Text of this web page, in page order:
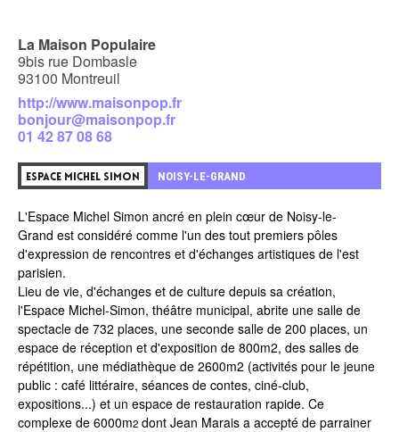
La Maison Populaire
9bis rue Dombasle
93100 Montreuil
http://www.maisonpop.fr
bonjour@maisonpop.fr
01 42 87 08 68
ESPACE MICHEL SIMON NOISY-LE-GRAND
L'Espace Michel Simon ancré en plein cœur de Noisy-le-
Grand est considéré comme l'un des tout premiers pôles
d'expression de rencontres et d'échanges artistiques de l'est
parisien.
Lieu de vie, d'échanges et de culture depuis sa création,
l'Espace Michel-Simon, théâtre municipal, abrite une salle de
spectacle de 732 places, une seconde salle de 200 places, un
espace de réception et d'exposition de 800m2, des salles de
répétition, une médiathèque de 2600m2 (activités pour le jeune
public : café littéraire, séances de contes, ciné-club,
expositions...) et un espace de restauration rapide. Ce
complexe de 6000m2 dont Jean Marais a accepté de parrainer